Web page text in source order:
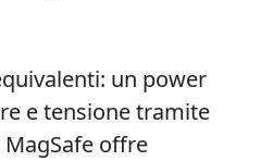
un power
e tensione tramite
offre